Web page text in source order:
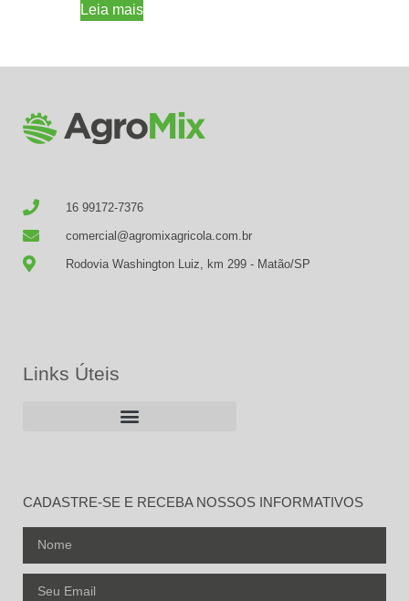
Leia mais
16 99172-7376
comercial@agromixagricola.com.br
Rodovia Washington Luiz, km 299 - Matão/SP
Links Úteis
CADASTRE-SE E RECEBA NOSSOS INFORMATIVOS